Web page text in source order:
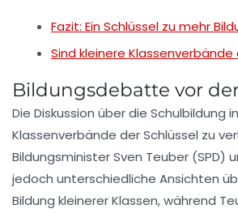
Fazit: Ein Schlüssel zu mehr
Sind kleinere
Bildungsdebatte vor
Die Diskussion über die Schulbildung
Klassenverbände der Schlüssel zu
Bildungsminister Sven Teuber (SPD)
jedoch unterschiedliche Ansichten
Bildung kleinerer Klassen, während